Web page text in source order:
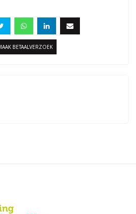
BETAALVERZOEK